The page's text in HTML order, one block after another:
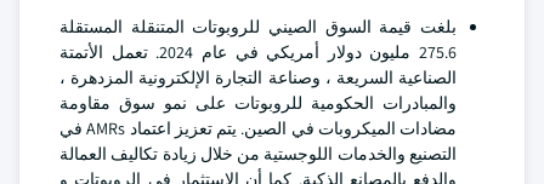
بلغت قيمة السوق الصيني للروبوتات المتنقلة المستقلة
275.6 مليون دولار أمريكي في عام 2024. تعمل الأتمتة
الصناعية السريعة ، وصناعة التجارة الإلكترونية المزدهرة ،
والمبادرات الحكومية للروبوتات على نمو سوق مقاومة
مضادات الميكروبات في الصين. يتم تعزيز اعتماد AMRs في
التصنيع والخدمات اللوجستية من خلال زيادة تكاليف العمالة
والدفع بالمصانع الذكية. كما أن الاستثمار في الروبوتات و